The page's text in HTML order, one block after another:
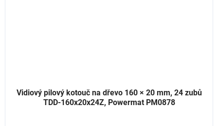
Vidiový pilový kotouč na dřevo 160 × 20 mm, 24 zubů
TDD-160x20x24Z, Powermat PM0878